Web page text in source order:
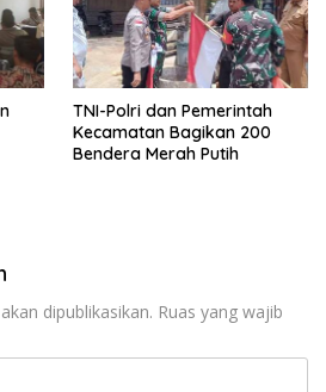
TNI-Polri dan Pemerintah
Kecamatan Bagikan 200
Bendera Merah Putih
dipublikasikan. Ruas yang wajib